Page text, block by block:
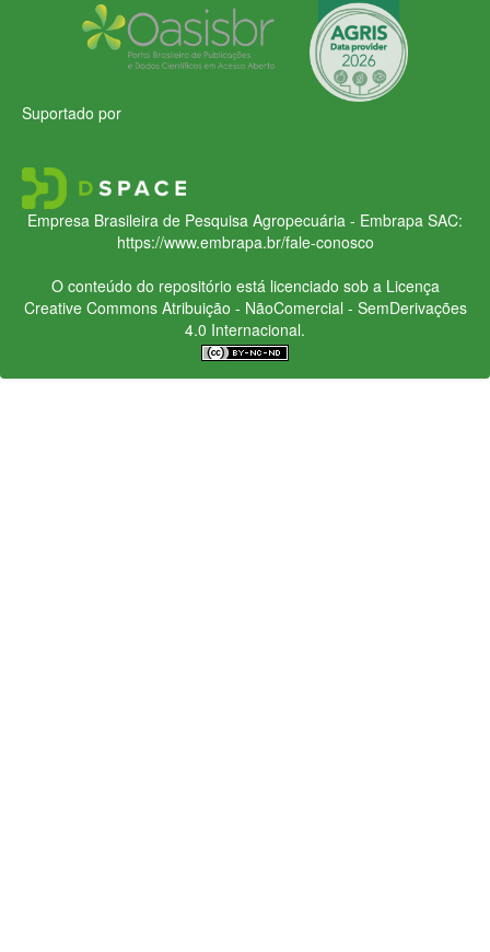
Suportado por
Empresa Brasileira de Pesquisa Agropecuária - Embrapa SAC:
https://www.embrapa.br/fale-conosco
O conteúdo do repositório está licenciado sob a Licença
Creative CommonsAtribuição - NãoComercial - SemDerivações
4.0 Internacional.